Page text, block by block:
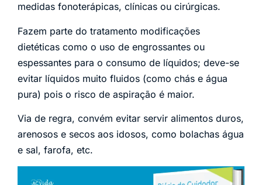
medidas fonoterápicas, clínicas ou cirúrgicas.
Fazem parte do tratamento modificações
dietéticas como o uso de engrossantes ou
espessantes para o consumo de líquidos; deve-se
evitar líquidos muito fluidos (como chás e água
pura) pois o risco de aspiração é maior.
Via de regra, convém evitar servir alimentos duros,
arenosos e secos aos idosos, como bolachas água
e sal, farofa, etc.